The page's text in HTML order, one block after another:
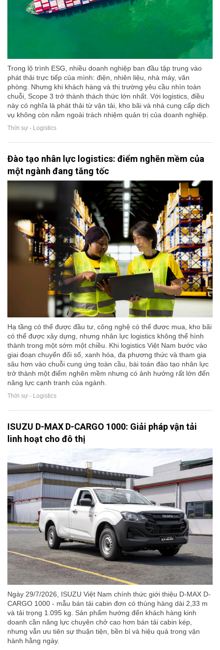
Trong lộ trình ESG, nhiều doanh nghiệp ban đầu tập trung vào
phát thải trực tiếp của mình: điện, nhiên liệu, nhà máy, văn
phòng. Nhưng khi khách hàng và thị trường yêu cầu nhìn toàn
chuỗi, Scope 3 trở thành thách thức lớn nhất. Với logistics, điều
này có nghĩa là phát thải từ vận tải, kho bãi và nhà cung cấp dịch
vụ không còn nằm ngoài trách nhiệm quản trị của doanh nghiệp.
Thời sự - Logistics
Đào tạo nhân lực logistics: điểm nghẽn mềm của
một ngành đang tăng tốc
Hạ tầng có thể được đầu tư, công nghệ có thể được mua, kho bãi
có thể được xây dựng, nhưng nhân lực logistics không thể hình
thành trong một sớm một chiều. Khi logistics Việt Nam bước vào
giai đoạn chuyển đổi số, xanh hóa, đa phương thức và tham gia
sâu hơn vào chuỗi cung ứng toàn cầu, bài toán đào tạo nhân lực
trở thành một điểm nghẽn mềm nhưng có ảnh hưởng rất lớn đến
năng lực cạnh tranh của ngành.
Thời sự - Logistics
ISUZU D-MAX D-CARGO 1000: Giải pháp vận tải
linh hoạt cho đô thị
Ngày 29/7/2026, ISUZU Việt Nam chính thức giới thiệu D-MAX D-
CARGO 1000 - mẫu bán tải cabin đơn có thùng hàng dài 2,33 m
và tải trọng 1.095 kg. Sản phẩm hướng đến khách hàng kinh
doanh cần năng lực chuyên chở cao hơn bán tải cabin kép,
nhưng vẫn ưu tiên sự thuận tiện, bền bỉ và hiệu quả trong vận
hành hằng ngày.